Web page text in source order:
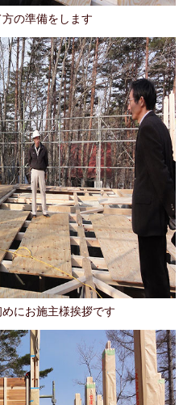
の準備をします
にお施主様挨拶です